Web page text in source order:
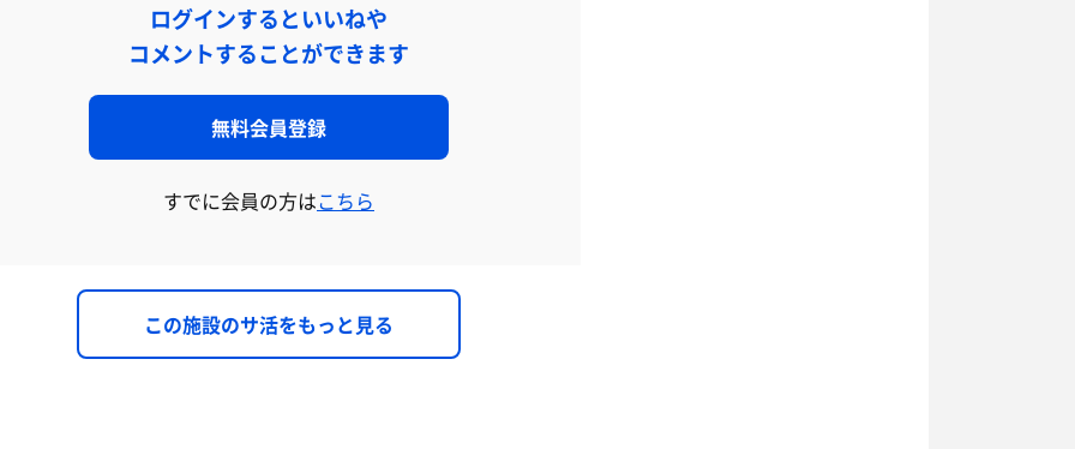
ログインするといいねや
コメントすることができます
無料会員登録
すでに会員の方はこちら
この施設のサ活をもっと見る